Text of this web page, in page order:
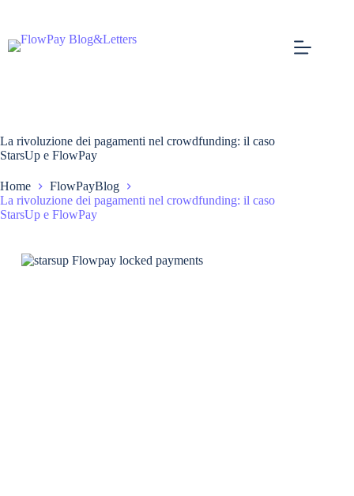
La rivoluzione dei pagamenti nel crowdfunding: il caso
StarsUp e FlowPay
Home
FlowPayBlog
La rivoluzione dei pagamenti nel crowdfunding: il caso
StarsUp e FlowPay